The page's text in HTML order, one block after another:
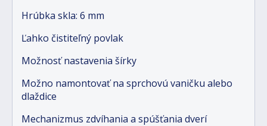
Hrúbka skla: 6 mm
Ľahko čistiteľný povlak
Možnosť nastavenia šírky
Možno namontovať na sprchovú vaničku alebo
dlaždice
Mechanizmus zdvíhania a spúšťania dverí